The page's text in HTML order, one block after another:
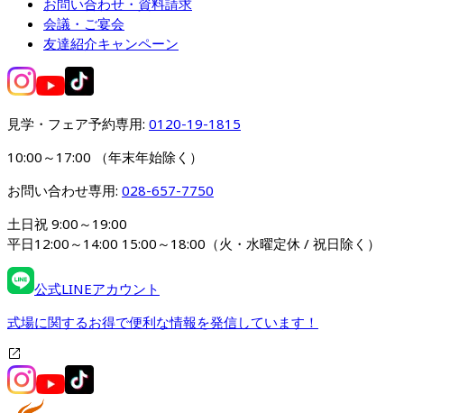
お問い合わせ・資料請求
会議・ご宴会
友達紹介キャンペーン
見学・フェア予約専用: 0120-19-1815
10:00～17:00 （年末年始除く）
お問い合わせ専用: 028-657-7750
土日祝 9:00～19:00
平日12:00～14:00 15:00～18:00（火・水曜定休 / 祝日除く）
公式LINEアカウント
式場に関するお得で便利な情報を発信しています！